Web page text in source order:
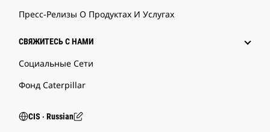
Пресс-Релизы О Продуктах И Услугах
СВЯЖИТЕСЬ С НАМИ
Социальные Сети
Фонд Caterpillar
CIS ‧ Russian